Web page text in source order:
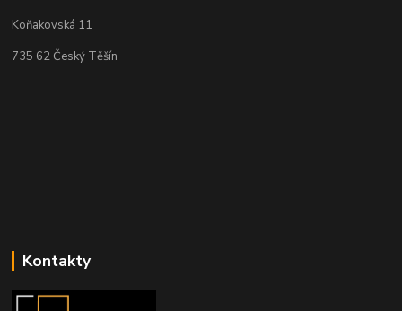
Koňakovská 11
735 62 Český Těšín
Kontakty